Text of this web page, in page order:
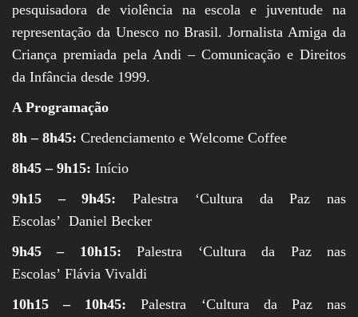
pesquisadora de violência na escola e juventude na
representação da Unesco no Brasil. Jornalista Amiga da
Criança premiada pela Andi – Comunicação e Direitos
da Infância desde 1999.
A Programação
8h – 8h45: Credenciamento e Welcome Coffee
8h45 – 9h15: Início
9h15 – 9h45:Palestra ‘Cultura da Paz nas
Escolas’ Daniel Becker
9h45 – 10h15:Palestra ‘Cultura da Paz nas
Escolas’ Flávia Vivaldi
10h15 – 10h45:Palestra ‘Cultura da Paz nas